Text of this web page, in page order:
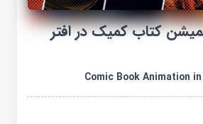
کتاب کمیک در افتر
Comic Book